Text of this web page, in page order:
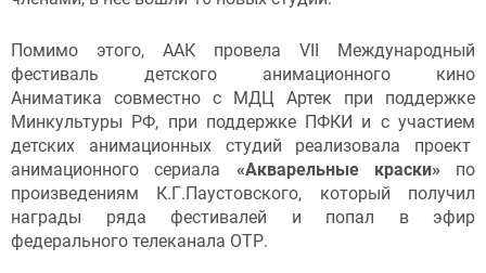
Помимо этого, ААК провела VII Международный
фестиваль детского анимационного кино
Аниматика совместно с МДЦ Артек при поддержке
Минкультуры РФ, при поддержке ПФКИ и с участием
детских анимационных студий реализовала проект
анимационного сериала «Акварельные краски» по
произведениям К.Г.Паустовского, который получил
награды ряда фестивалей и попал в эфир
федерального телеканала ОТР.